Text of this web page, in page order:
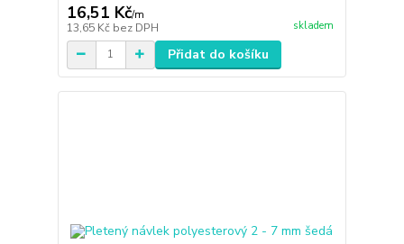
16,51 Kč/m
13,65 Kč bez DPH skladem
Přidat do košíku